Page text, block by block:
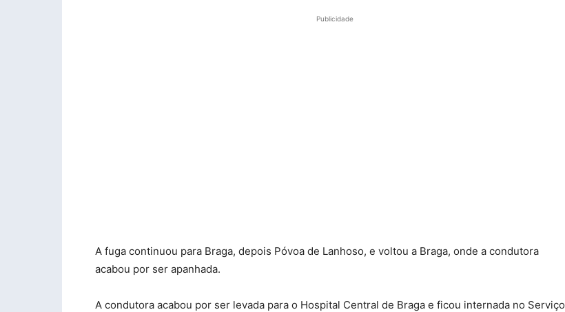
Publicidade
A fuga continuou para Braga, depois Póvoa de Lanhoso, e voltou a Braga, onde a condutora
acabou por ser apanhada.
A condutora acabou por ser levada para o Hospital Central de Braga e ficou internada no Serviço